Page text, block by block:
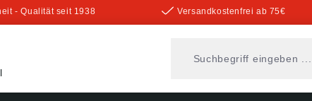
- Qualität seit 1938 Versandkostenfrei ab 75€